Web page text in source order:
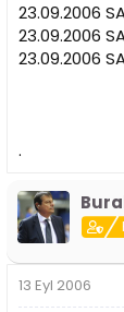
23.09.2006
23.09.2006
23.09.2006
.
13 Eyl 2006